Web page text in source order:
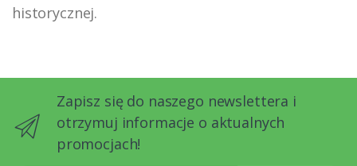
historycznej.
Zapisz się do naszego newslettera i
otrzymuj informacje o aktualnych
promocjach!